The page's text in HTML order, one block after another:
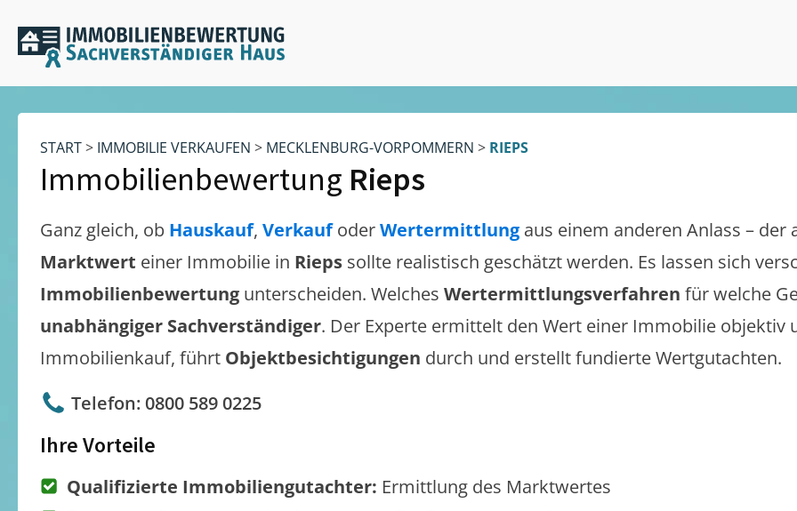
START> IMMOBILIE VERKAUFEN > MECKLENBURG-VORPOMMERN > RIEPS
Immobilienbewertung Rieps
Ganz gleich, ob Hauskauf, VerkaufoderWertermittlung aus einem anderen Anlass – der
Marktwert einer Immobilie in Rieps sollte realistisch geschätzt werden. Es lassen sich
Immobilienbewertung unterscheiden. Welches Wertermittlungsverfahren für welche
unabhängiger Sachverständiger. Der Experte ermittelt den Wert einer Immobilie objektiv
Immobilienkauf, führt Objektbesichtigungen durch und erstellt fundierte Wertgutachten.
Telefon: 0800 589 0225
Ihre Vorteile
Qualifizierte Immobiliengutachter: Ermittlung des Marktwertes